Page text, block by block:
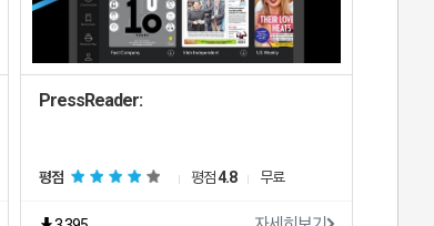
PressReader:
평점 평점4.8 무료